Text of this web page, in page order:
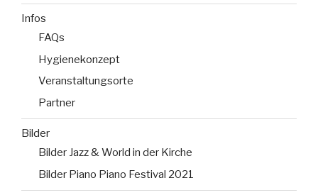
Infos
FAQs
Hygienekonzept
Veranstaltungsorte
Partner
Bilder
Bilder Jazz & World in der Kirche
Bilder Piano Piano Festival 2021